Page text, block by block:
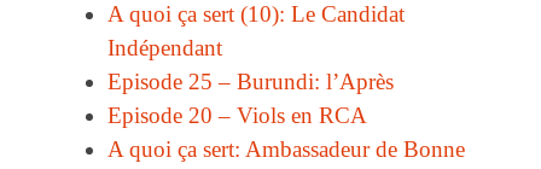
A quoi ça sert (10): Le Candidat
Indépendant
Episode 25 – Burundi: l’Après
Episode 20 – Viols en RCA
A quoi ça sert: Ambassadeur de Bonne